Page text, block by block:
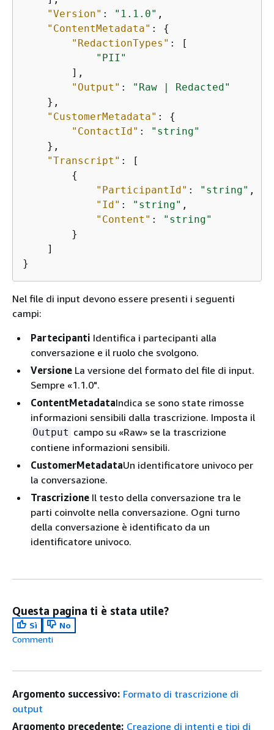
"Version" : "1.1.0" ,
"ContentMetadata" : {
"RedactionTypes" : [
"PII"
        ],
"Output" :
"Raw | Redacted"
    },
"CustomerMetadata" : {
"ContactId" :
"string"
    },
"Transcript" : [
{
"ParticipantId" : "string" ,
"Id" : "string" ,
"Content" :
"string"
        }
    ]
}
Nel file di input devono essere presenti i seguenti
campi:
Partecipanti Identifica i partecipanti alla
conversazione e il ruolo che svolgono.
Versione La versione del formato del file di input.
Sempre «1.1.0".
ContentMetadataIndica se sono state rimosse
informazioni sensibili dalla trascrizione. Imposta il
Output campo su «Raw» se la trascrizione
contiene informazioni sensibili.
CustomerMetadataUn identificatore univoco per
la conversazione.
Trascrizione Il testo della conversazione tra le
parti coinvolte nella conversazione. Ogni turno
della conversazione è identificato da un
identificatore univoco.
Questa pagina ti è stata utile?
Sì
No
Commenti
Argomento successivo: Formato di trascrizione di
output
Argomento precedente: Creazione di intenti e tipi di